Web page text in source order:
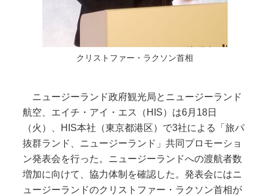
クリストファー・ラクソン首相
ニュージーランド政府観光局とニュージーランド
航空、エイチ・アイ・エス（HIS）は6月18日
（火）、HIS本社（東京都港区）で3社による「旅パ
抜群ランド、ニュージーランド」共同プロモーショ
ン発表会を行った。ニュージーランドへの渡航者数
増加に向けて、協力体制を確認した。発表会にはニ
ュージーランドのクリストファー・ラクソン首相が